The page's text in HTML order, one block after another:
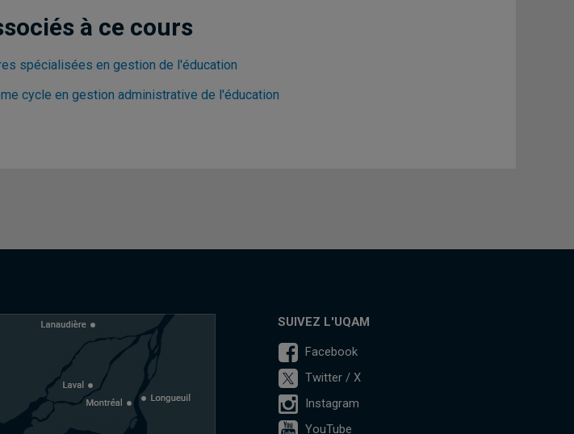
à ce cours
spécialisées en gestion de l'éducation
cycle en gestion administrative de l'éducation
SUIVEZ L'UQAM
Facebook
Twitter / X
Instagram
YouTube